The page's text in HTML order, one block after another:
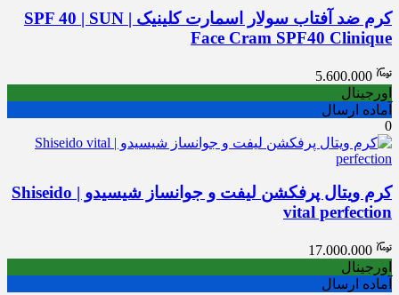
کرم ضد آفتاب سولار اسمارت کلینیک | SPF 40 | SUN
Face Cram SPF40 Clinique
5.600.000
اورجینال
آماده ارسال
0
کرم ویتال پرفکشن لیفت و جوانساز شیسیدو | Shiseido
vital perfection
17.000.000
اورجینال
آماده ارسال